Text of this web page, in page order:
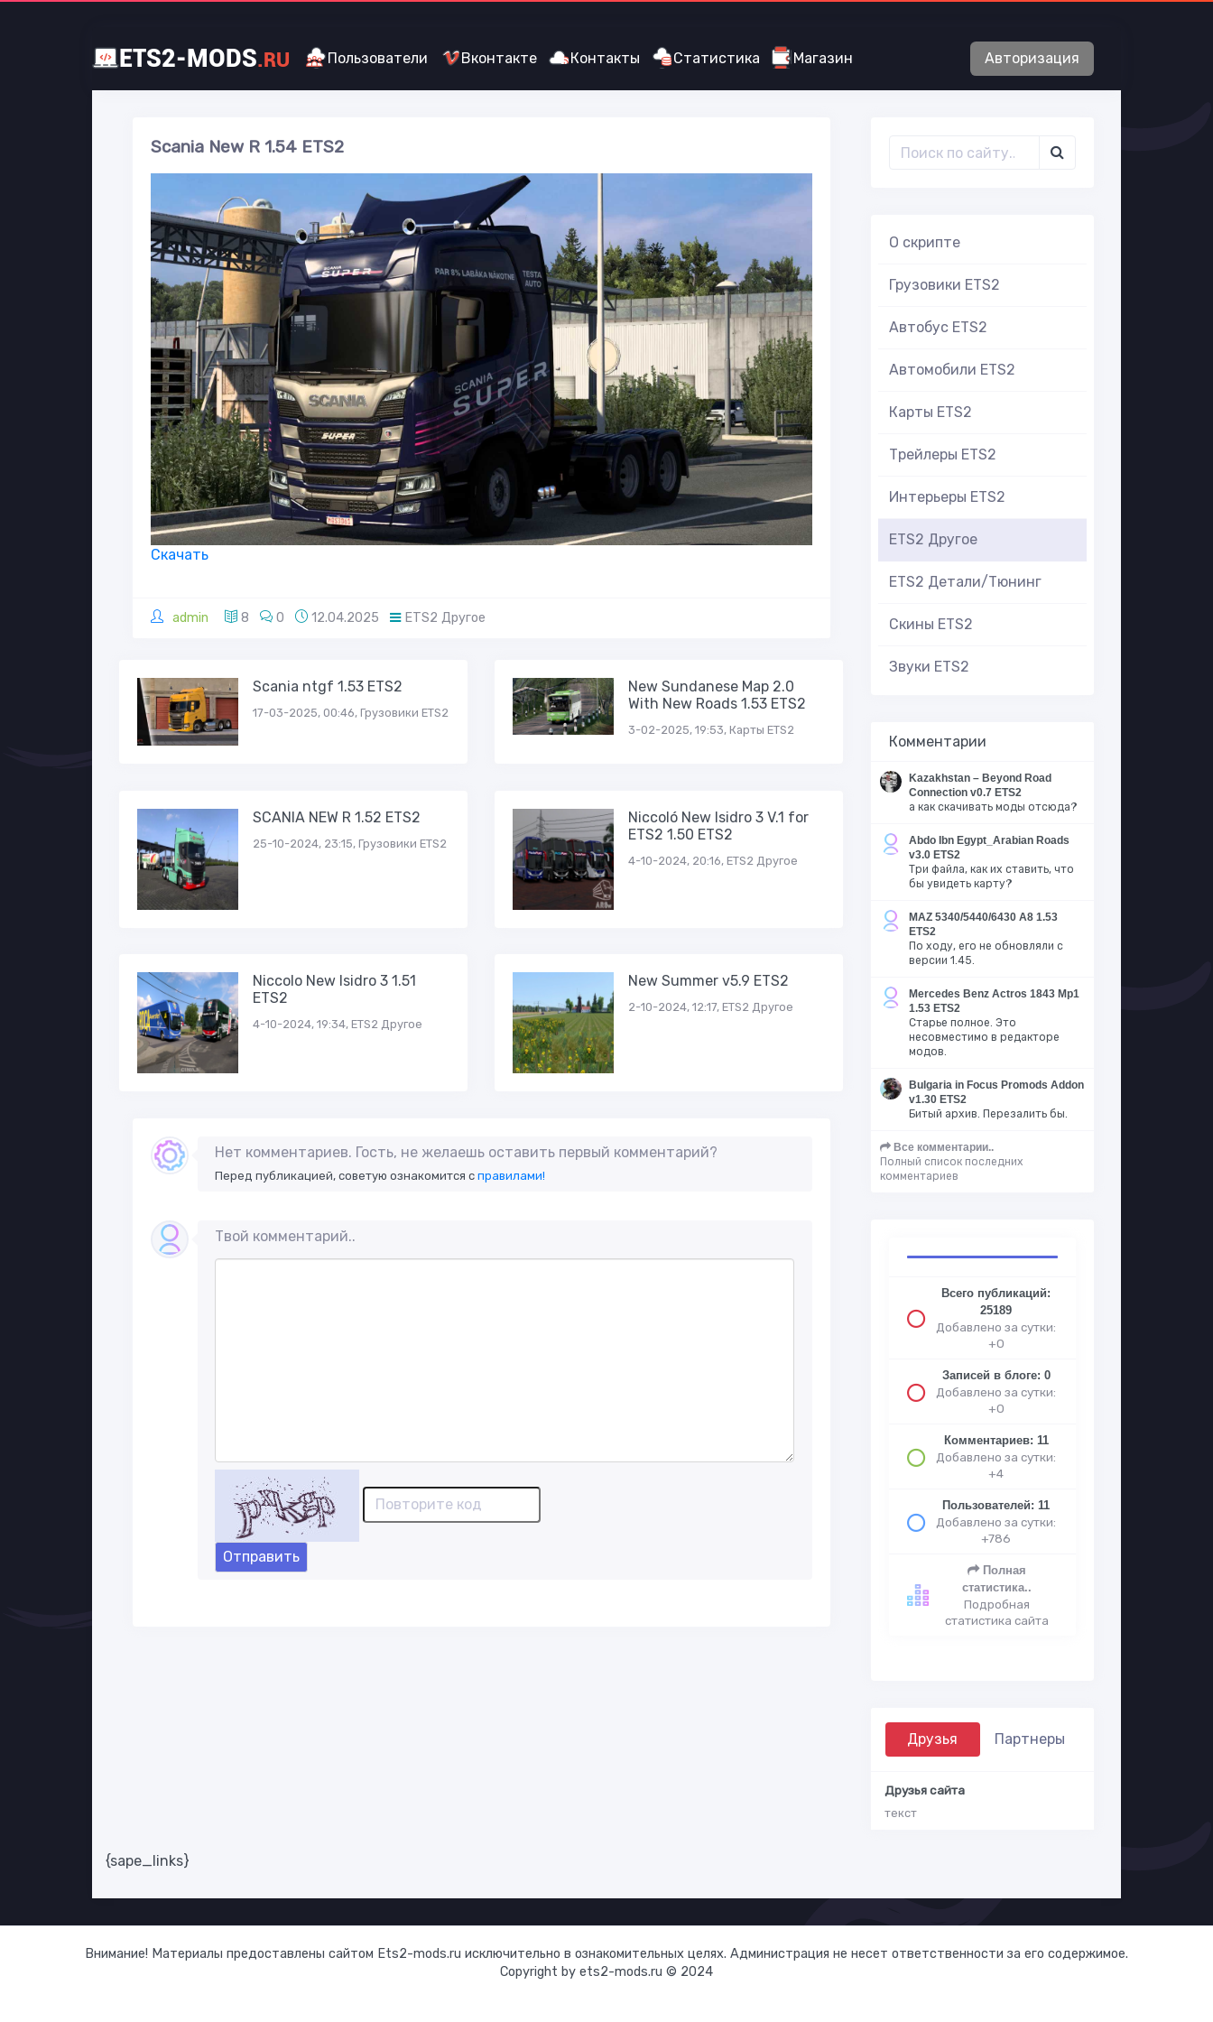
ETS2-MODS.RU Пользователи Вконтакте Контакты Статистика Магазин Авторизация
Scania New R 1.54 ETS2
Скачать
admin 8 0 12.04.2025 ETS2 Другое
Scania ntgf 1.53 ETS2
17-03-2025, 00:46, Грузовики ETS2
New Sundanese Map 2.0
With New Roads 1.53 ETS2
3-02-2025, 19:53, Карты ETS2
SCANIA NEW R 1.52 ETS2
25-10-2024, 23:15, Грузовики ETS2
Niccoló New Isidro 3 V.1 for
ETS2 1.50 ETS2
4-10-2024, 20:16, ETS2 Другое
Niccolo New Isidro 3 1.51
ETS2
4-10-2024, 19:34, ETS2 Другое
New Summer v5.9 ETS2
2-10-2024, 12:17, ETS2 Другое
Нет комментариев. Гость, не желаешь оставить первый комментарий?
Перед публикацией, советую ознакомится справилами!
Твой комментарий..
Отправить
О скрипте
Грузовики ETS2
Автобус ETS2
Автомобили ETS2
Карты ETS2
Трейлеры ETS2
Интерьеры ETS2
ETS2 Другое
ETS2 Детали/Тюнинг
Скины ETS2
Звуки ETS2
Комментарии
Kazakhstan – Beyond Road
Connection v0.7 ETS2
а как скачивать моды отсюда?
Abdo Ibn Egypt_Arabian Roads
v3.0 ETS2
Три файла, как их ставить, что
бы увидеть карту?
MAZ 5340/5440/6430 A8 1.53
ETS2
По ходу, его не обновляли с
версии 1.45.
Mercedes Benz Actros 1843 Mp1
1.53 ETS2
Старье полное. Это
несовместимо в редакторе
модов.
Bulgaria in Focus Promods Addon
v1.30 ETS2
Битый архив. Перезалить бы.
Все комментарии..
Полный список последних
комментариев
Всего публикаций:
25189
Добавлено за сутки:
+0
Записей в блоге: 0
Добавлено за сутки:
+0
Комментариев: 11
Добавлено за сутки:
+4
Пользователей: 11
Добавлено за сутки:
+786
Полная
статистика..
Подробная
статистика сайта
Друзья Партнеры
Друзья сайта
текст
{sape_links}
Внимание! Материалы предоставлены сайтом Ets2-mods.ru исключительно в ознакомительных целях. Администрация не несет ответственности за его содержимое.
Copyright by ets2-mods.ru © 2024